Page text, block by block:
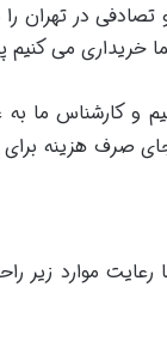
در تهران
خریداری می کنیم
و کارشناس ما به
صرف هزینه برای
موارد زیر